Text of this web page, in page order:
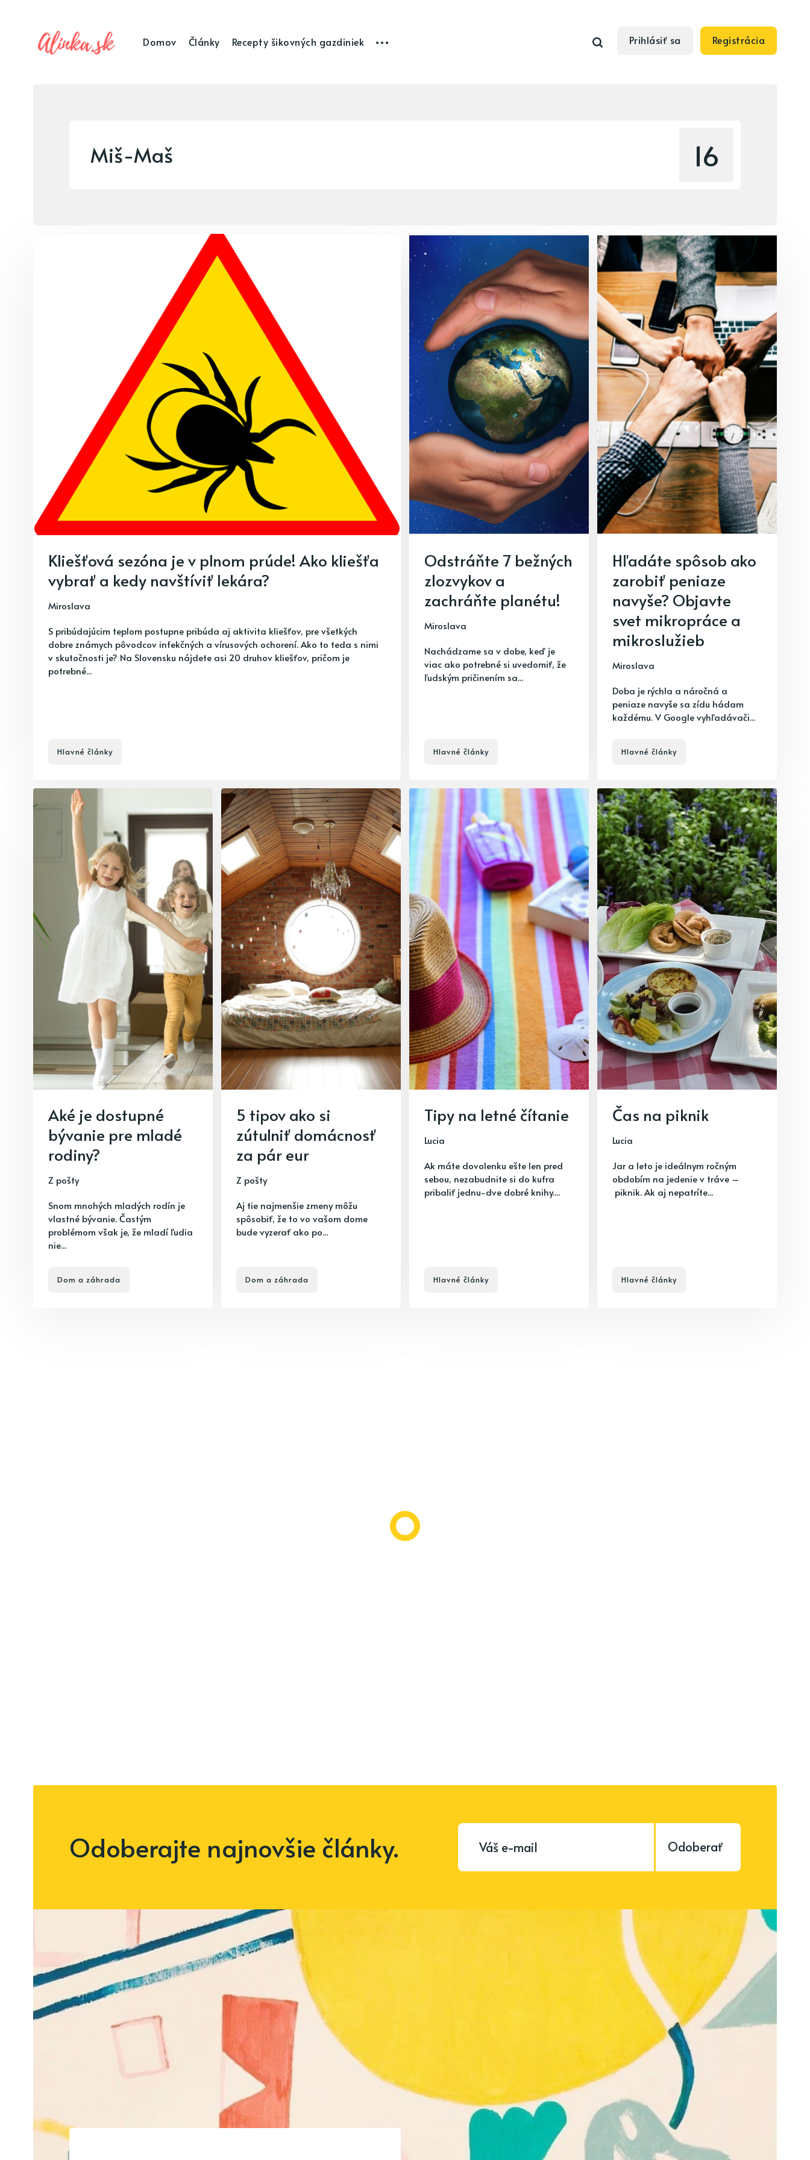
Domov Články Recepty šikovných gazdiniek Prihlásiť sa Registrácia
Miš-Maš 16
Kliešťová sezóna je v plnom prúde! Ako kliešťa
vybrať a kedy navštíviť lekára?
Miroslava
S pribúdajúcim teplom postupne pribúda aj aktivita kliešťov, pre všetkých
dobre známych pôvodcov infekčných a vírusových ochorení. Ako to teda s nimi
v skutočnosti je? Na Slovensku nájdete asi 20 druhov kliešťov, pričom je
potrebné...
Hlavné články
Odstráňte 7 bežných
zlozvykov a
zachráňte planétu!
Miroslava
Nachádzame sa v dobe, keď je
viac ako potrebné si uvedomiť, že
ľudským pričinením sa...
Hlavné články
Hľadáte spôsob ako
zarobiť peniaze
navyše? Objavte
svet mikropráce a
mikroslužieb
Miroslava
Doba je rýchla a náročná a
peniaze navyše sa zídu hádam
každému. V Google vyhľadávači...
Hlavné články
Aké je dostupné
bývanie pre mladé
rodiny?
Z pošty
Snom mnohých mladých rodín je
vlastné bývanie. Častým
problémom však je, že mladí ľudia
nie...
Dom a záhrada
5 tipov ako si
zútulniť domácnosť
za pár eur
Z pošty
Aj tie najmenšie zmeny môžu
spôsobiť, že to vo vašom dome
bude vyzerať ako po...
Dom a záhrada
Tipy na letné čítanie
Lucia
Ak máte dovolenku ešte len pred
sebou, nezabudnite si do kufra
pribaliť jednu-dve dobré knihy....
Hlavné články
Čas na piknik
Lucia
Jar a leto je ideálnym ročným
obdobím na jedenie v tráve –
piknik. Ak aj nepatríte...
Hlavné články
Odoberajte najnovšie články. Odoberať